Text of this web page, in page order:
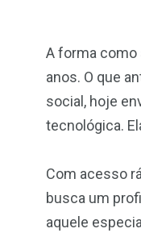
A forma
anos. O que
social, hoje
tecnológica.
Com acesso
busca um
aquele